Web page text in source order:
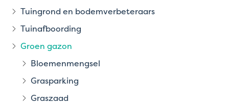
Tuingrond en bodemverbeteraars
Tuinafboording
Groen gazon
Bloemenmengsel
Grasparking
Graszaad